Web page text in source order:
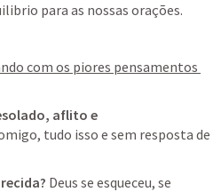
para as nossas orações.
com os piores pensamentos
aflito e
tudo isso e sem resposta de
Deus se esqueceu, se